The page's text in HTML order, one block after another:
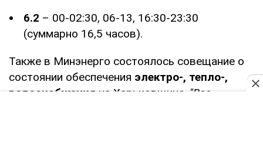
6.2 – 00-02:30, 06-13, 16:30-23:30
(суммарно 16,5 часов).
Также в Минэнерго состоялось совещание о
состоянии обеспечения электро-, тепло-,
водоснабжения на Харьковщине. "Все